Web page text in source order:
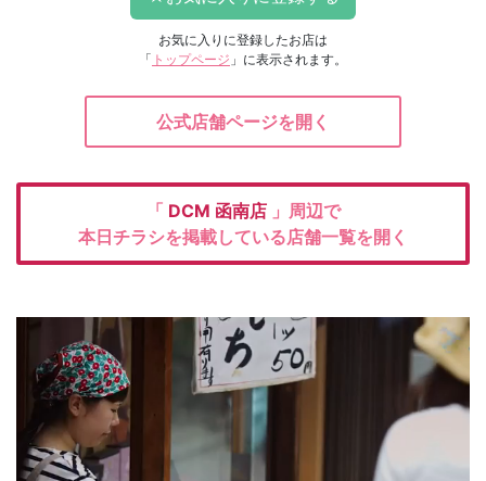
お気に入りに登録したお店は
「 トップページ 」に表示されます。
公式店舗ページを開く
「 DCM 函南店 」周辺で
本日チラシを掲載している店舗一覧を開く